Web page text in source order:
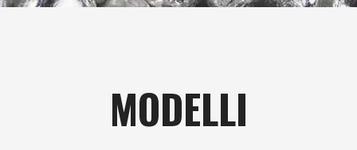
MODELLI